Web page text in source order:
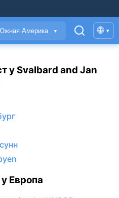
Америка ▼ 🌐 ▾
у Svalbard and Jan
Европа